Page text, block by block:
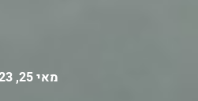
מאי 25, 2023